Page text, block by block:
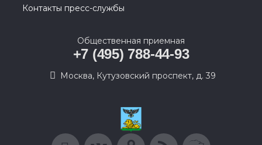
Контакты пресс-службы
Общественная приемная
+7 (495) 788-44-93
Москва, Кутузовский проспект, д. 39